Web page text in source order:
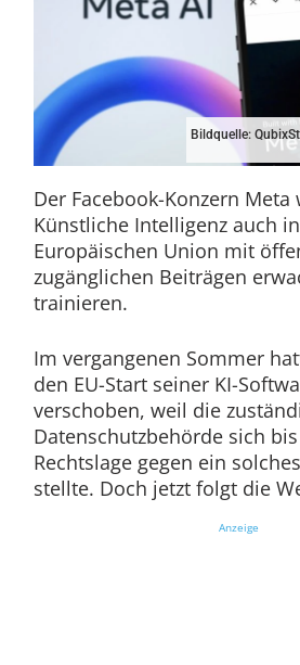
Bildquelle:
Der Facebook-Konzern Meta
Künstliche Intelligenz auch
Europäischen Union mit
zugänglichen Beiträgen
trainieren.
Im vergangenen Sommer
den EU-Start seiner KI-
verschoben, weil die
Datenschutzbehörde sich
Rechtslage gegen ein
stellte. Doch jetzt folgt die
Anzeige